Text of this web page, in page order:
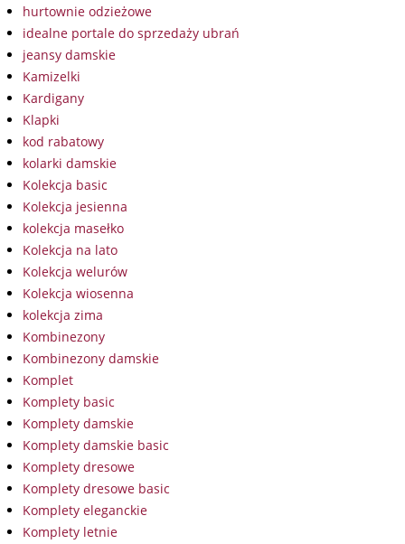
hurtownie odzieżowe
idealne portale do sprzedaży ubrań
jeansy damskie
Kamizelki
Kardigany
Klapki
kod rabatowy
kolarki damskie
Kolekcja basic
Kolekcja jesienna
kolekcja masełko
Kolekcja na lato
Kolekcja welurów
Kolekcja wiosenna
kolekcja zima
Kombinezony
Kombinezony damskie
Komplet
Komplety basic
Komplety damskie
Komplety damskie basic
Komplety dresowe
Komplety dresowe basic
Komplety eleganckie
Komplety letnie